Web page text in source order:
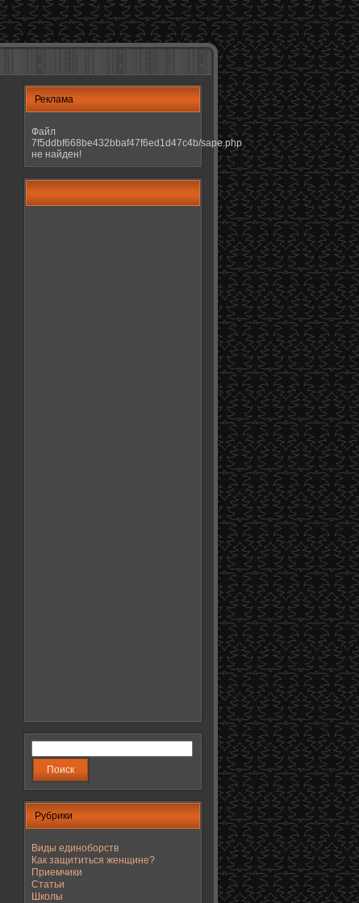
Реклама
Файл
7f5ddbf668be432bbaf47f6ed1d47c4b/sape.php
не найден!
Рубрики
Виды единоборств
Как защититься женщине?
Приемчики
Статьи
Школы